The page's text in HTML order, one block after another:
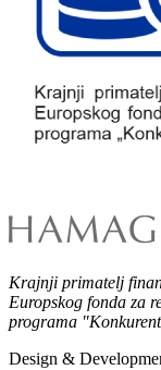
Krajnji primatelj
Europskog fonda za
programa
Design &